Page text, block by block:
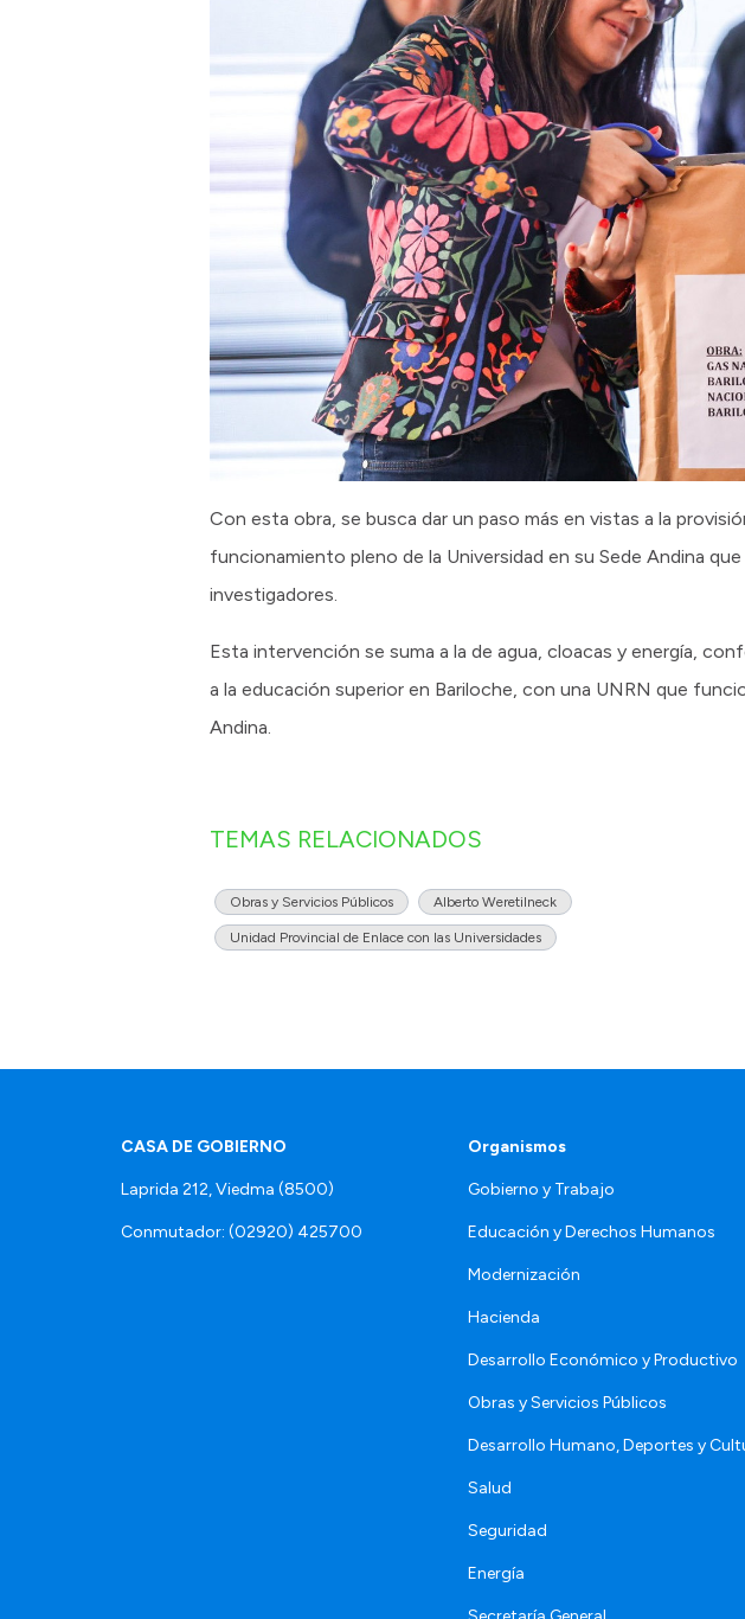
Con esta obra, se busca dar un paso más en vistas a la
funcionamiento pleno de la Universidad en su Sede Andina
investigadores.
Esta intervención se suma a la de agua, cloacas y energía,
a la educación superior en Bariloche, con una UNRN que
Andina.
TEMAS RELACIONADOS
Obras y Servicios Públicos Alberto Weretilneck
Unidad Provincial de Enlace con las Universidades
CASA DE GOBIERNO
Laprida 212, Viedma (8500)
Conmutador: (02920) 425700
Organismos
Gobierno y Trabajo
Educación y Derechos Humanos
Modernización
Hacienda
Desarrollo Económico y Productivo
Obras y Servicios Públicos
Desarrollo Humano, Deportes y
Salud
Seguridad
Energía